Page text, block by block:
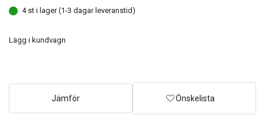
4 st i lager (1-3 dagar leveranstid)
Lägg i kundvagn
Jämför Önskelista